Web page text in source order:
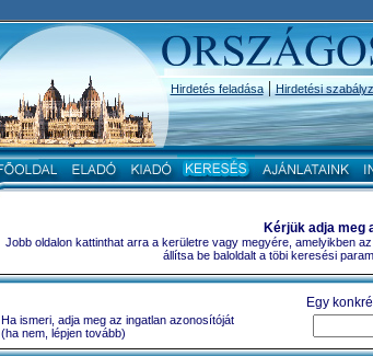
Hirdetés feladása|Hirdetési
Kérjük adja meg
Jobb oldalon kattinthat arra a kerületre vagy megyére, amelyikben
állítsa be baloldalt a töbi keresési
Egy
Ha ismeri, adja meg az ingatlan azonosítóját
(ha nem, lépjen tovább)